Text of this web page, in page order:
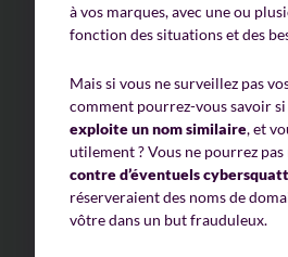
à vos marques, avec une ou
fonction des situations et des
Mais si vous ne surveillez pas
comment pourrez-vous savoir si
exploite un nom similaire, et
utilement ? Vous ne pourrez
contre d’éventuels
réserveraient des noms de
vôtre dans un but frauduleux.